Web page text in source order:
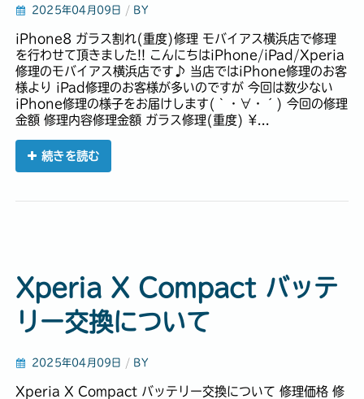
2025年04月09日 / BY
iPhone8 ガラス割れ(重度)修理 モバイアス横浜店で修理
を行わせて頂きました!! こんにちはiPhone/iPad/Xperia
修理のモバイアス横浜店です♪ 当店ではiPhone修理のお客
様より iPad修理のお客様が多いのですが 今回は数少ない
iPhone修理の様子をお届けします(｀・∀・´) 今回の修理
金額 修理内容修理金額 ガラス修理(重度) ¥...
続きを読む
Xperia X Compact バッテ
リー交換について
2025年04月09日 / BY
Xperia X Compact バッテリー交換について 修理価格 修